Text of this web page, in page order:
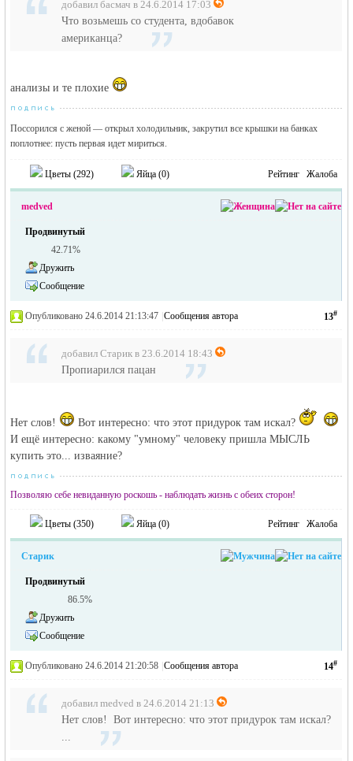
добавил басмач в 24.6.2014 17:03
Что возьмешь со студента, вдобавок
американца?
анализы и те плохие
Поссорился с женой — открыл холодильник, закрутил все крышки на банках
поплотнее: пусть первая идет мириться.
Цветы (292) Яйца (0) Рейтинг Жалоба
medved
Продвинутый
42.71%
Дружить
Сообщение
13#
Опубликовано 24.6.2014 21:13:47 Сообщения автора
добавил Старик в 23.6.2014 18:43
Пропиарился пацан
Нет слов!
Вот интересно: что этот придурок там искал?
И ещё интересно: какому "умному" человеку пришла МЫСЛЬ
купить это... изваяние?
Позволяю себе невиданную роскошь - наблюдать жизнь с обеих сторон!
Цветы (350) Яйца (0) Рейтинг Жалоба
Старик
Продвинутый
86.5%
Дружить
Сообщение
14#
Опубликовано 24.6.2014 21:20:58 Сообщения автора
добавил medved в 24.6.2014 21:13
Нет слов! Вот интересно: что этот придурок там искал?
...